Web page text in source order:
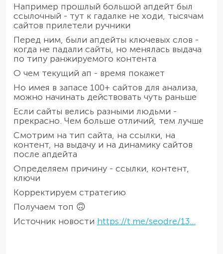
Например прошлый большой апдейт был
ссылочный - тут к гадалке не ходи, тысячам
сайтов прилетели ручники
Перед ним, были апдейты ключевых слов -
когда не падали сайты, но менялась выдача
по типу ранжируемого контента
О чем текущий ап - время покажет
Но имея в запасе 100+ сайтов для анализа,
можно начинать действовать чуть раньше
Если сайты велись разными людьми -
прекрасно. Чем больше отличий, тем лучше
Смотрим на тип сайта, на ссылки, на
контент, на выдачу и на динамику сайтов
после апдейта
Определяем причину - ссылки, контент,
ключи
Корректируем стратегию
Получаем топ 🙃
Источник новости https://t.me/seodre/13...